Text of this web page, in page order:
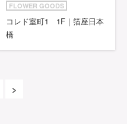
FLOWER GOODS
コレド室町1 1F｜箔座日本
橋
>